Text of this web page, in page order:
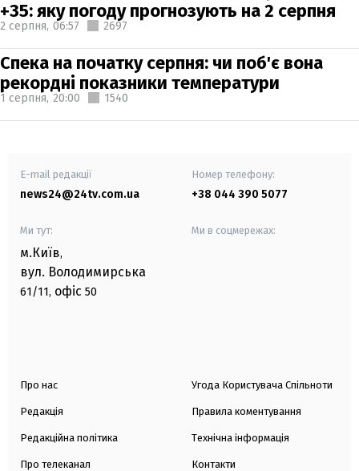
+35: яку погоду прогнозують на 2 серпня
2 серпня, 06:57 2697
Спека на початку серпня: чи поб'є вона
рекордні показники температури
1 серпня, 20:00 1540
E-mail редакції
news24@24tv.com.ua
Номер телефону:
+38 044 390 5077
Ми тут:
м.Київ,
вул. Володимирська
61/11, офіс 50
Ми в соцмережах:
Про нас
Редакція
Редакційна політика
Про телеканал
Угода Користувача Спільноти
Правила коментування
Технічна інформація
Контакти